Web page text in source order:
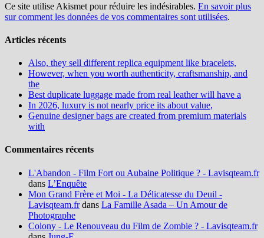
Ce site utilise Akismet pour réduire les indésirables. En savoir plus
sur comment les données de vos commentaires sont utilisées.
Articles récents
Also, they sell different replica equipment like bracelets,
However, when you worth authenticity, craftsmanship, and
the
Best duplicate luggage made from real leather will have a
In 2026, luxury is not nearly price its about value,
Genuine designer bags are created from premium materials
with
Commentaires récents
L'Abandon - Film Fort ou Aubaine Politique ? - Lavisqteam.fr
dans L’Enquête
Mon Grand Frère et Moi - La Délicatesse du Deuil -
Lavisqteam.frdans La Famille Asada – Un Amour de
Photographe
Colony - Le Renouveau du Film de Zombie ? - Lavisqteam.fr